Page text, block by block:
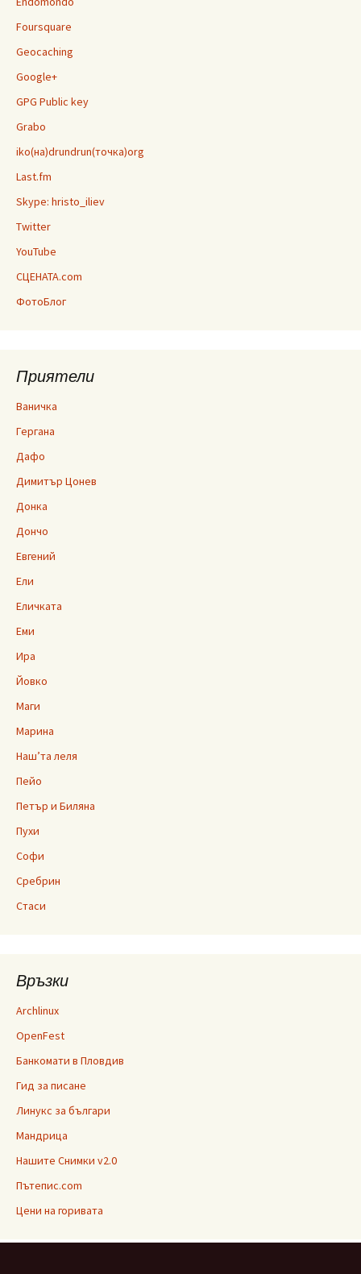
Foursquare
Geocaching
Google+
GPG Public key
Grabo
iko(на)drundrun(точка)org
Last.fm
Skype: hristo_iliev
Twitter
YouTube
СЦЕНАТА.com
ФотоБлог
Приятели
Ваничка
Гергана
Дафо
Димитър Цонев
Донка
Дончо
Евгений
Ели
Еличката
Еми
Ира
Йовко
Маги
Марина
Наш’та леля
Пейо
Петър и Биляна
Пухи
Софи
Сребрин
Стаси
Връзки
Archlinux
OpenFest
Банкомати в Пловдив
Гид за писане
Линукс за българи
Мандрица
Нашите Снимки v2.0
Пътепис.com
Цени на горивата